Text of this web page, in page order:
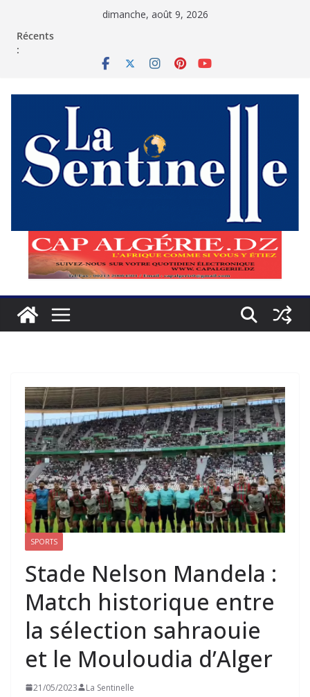
dimanche, août 9, 2026
Récents
:
SPORTS
Stade Nelson Mandela :
Match historique entre
la sélection sahraouie
et le Mouloudia d’Alger
21/05/2023 La Sentinelle